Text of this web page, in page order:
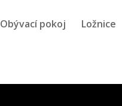
Obývací pokoj Ložnice